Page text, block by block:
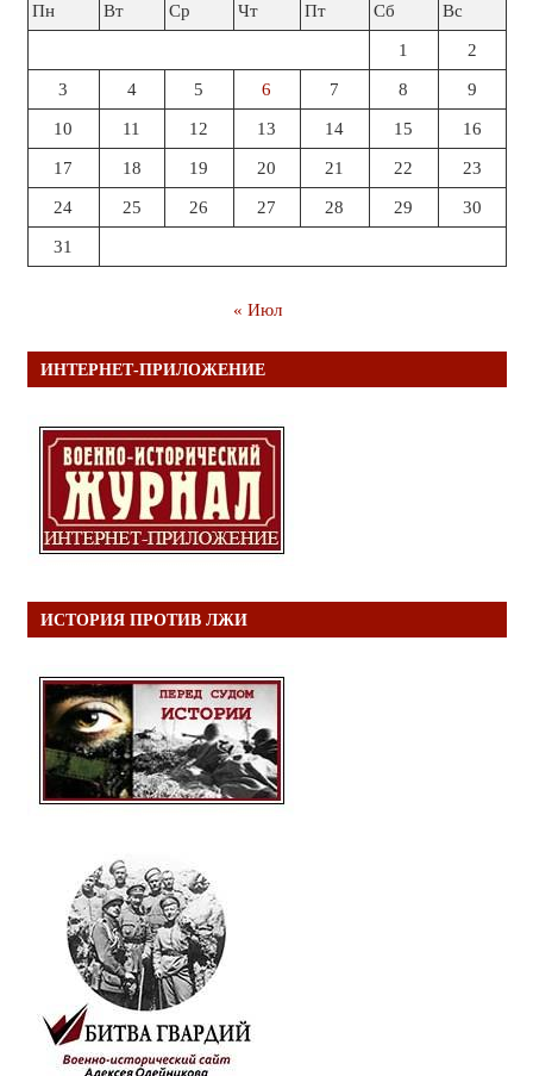
Пн
Вт Ср Чт Пт Сб Вс
1 2
3 4 5 6 7 8 9
10 11 12 13 14 15 16
17 18 19 20 21 22 23
24 25 26 27 28 29 30
31
« Июл
ИНТЕРНЕТ-ПРИЛОЖЕНИЕ
ИСТОРИЯ ПРОТИВ ЛЖИ